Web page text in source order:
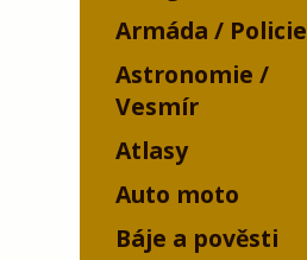
Armáda / Policie
Astronomie /
Vesmír
Atlasy
Auto moto
Báje a pověsti